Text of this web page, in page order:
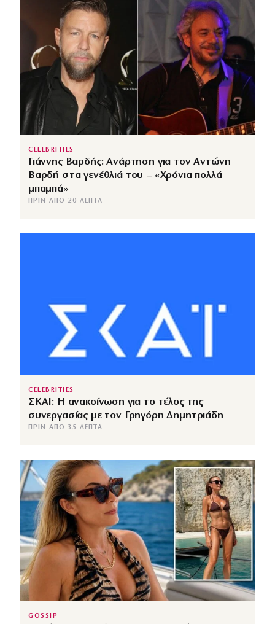
CELEBRITIES
Γιάννης Βαρδής: Ανάρτηση για τον Αντώνη
Βαρδή στα γενέθλιά του – «Χρόνια πολλά
μπαμπά»
ΠΡΙΝ ΑΠΌ 20 ΛΕΠΤΆ
CELEBRITIES
ΣΚΑΙ: Η ανακοίνωση για το τέλος της
συνεργασίας με τον Γρηγόρη Δημητριάδη
ΠΡΙΝ ΑΠΌ 35 ΛΕΠΤΆ
GOSSIP